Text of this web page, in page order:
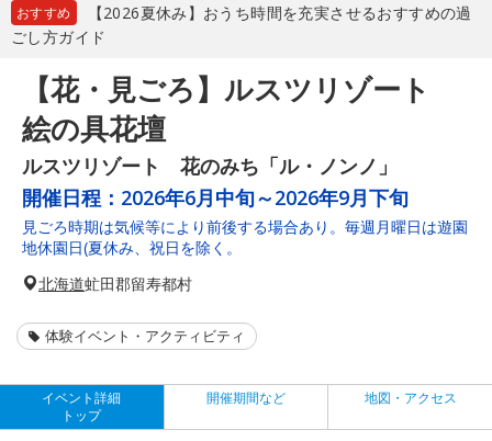
おすすめ
【2026夏休み】おうち時間を充実させるおすすめの過
ごし方ガイド
【花・見ごろ】ルスツリゾート
絵の具花壇
ルスツリゾート 花のみち「ル・ノンノ」
開催日程： 2026年6月中旬～2026年9月下旬
見ごろ時期は気候等により前後する場合あり。毎週月曜日は遊園
地休園日(夏休み、祝日を除く。
北海道虻田郡留寿都村
体験イベント・アクティビティ
イベント詳細
トップ
開催期間など 地図・アクセス